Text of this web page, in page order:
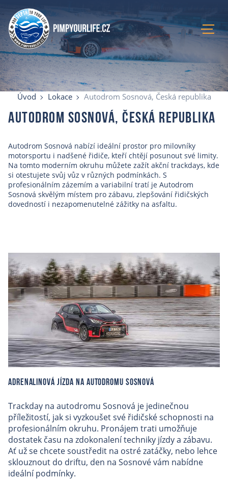
Úvod
Aktuální kurzy
Lokace
Recenze
O mně
E-shop
Kontakty
Úvod Lokace Autodrom Sosnová, Česká republika
Autodrom Sosnová, Česká republika
Autodrom Sosnová nabízí ideální prostor pro milovníky
motorsportu i nadšené řidiče, kteří chtějí posunout své limity.
Na tomto moderním okruhu můžete zažít akční trackdays, kde
si otestujete svůj vůz v různých podmínkách. S
profesionálním zázemím a variabilní tratí je Autodrom
Sosnová skvělým místem pro zábavu, zlepšování řidičských
dovedností i nezapomenutelné zážitky na asfaltu.
Adrenalinová jízda na autodromu Sosnová
Trackday na autodromu Sosnová je jedinečnou
příležitostí, jak si vyzkoušet své řidičské schopnosti na
profesionálním okruhu. Pronájem trati umožňuje
dostatek času na zdokonalení techniky jízdy a zábavu.
Ať už se chcete soustředit na ostré zatáčky, nebo lehce
sklouznout do driftu, den na Sosnové vám nabídne
ideální podmínky.